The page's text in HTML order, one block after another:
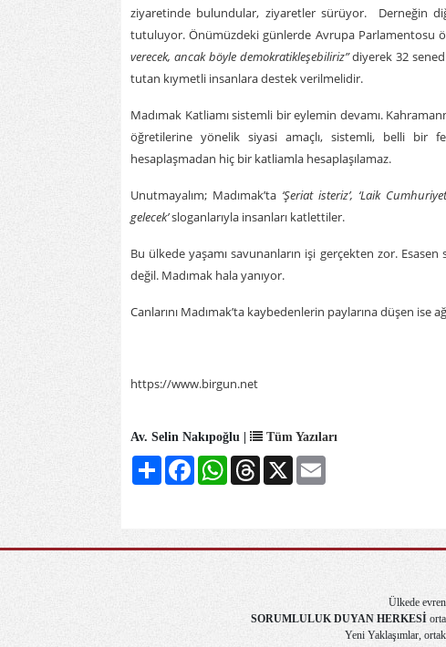
ziyaretinde bulundular, ziyaretler sürüyor. Derneğin
tutuluyor. Önümüzdeki günlerde Avrupa Parlamentosu
verecek, ancak böyle demokratikleşebiliriz”diyerek 32
tutan kıymetli insanlara destek verilmelidir.
Madımak Katliamı sistemli bir eylemin devamı.
öğretilerine yönelik siyasi amaçlı, sistemli, belli bir
hesaplaşmadan hiç bir katliamla hesaplaşılamaz.
Unutmayalım; Madımak’ta ‘Şeriat isteriz’, ‘Laik
gelecek’sloganlarıyla insanları katlettiler.
Bu ülkede yaşamı savunanların işi gerçekten zor.
değil. Madımak hala yanıyor.
Canlarını Madımak’ta kaybedenlerin paylarına düşen
https://www.birgun.net
Av. Selin Nakıpoğlu | Tüm Yazıları
Share FacebookWhatsAppThreads
X
Ülkede
SORUMLULUK DUYAN HERKESİ
Yeni Yaklaşımlar,